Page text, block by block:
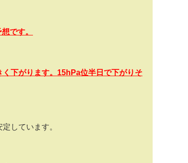
です。
下がります。 15hPa位半日で下がりそ
しています。